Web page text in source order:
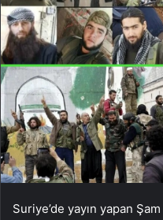
Suriye’de yayın yapan